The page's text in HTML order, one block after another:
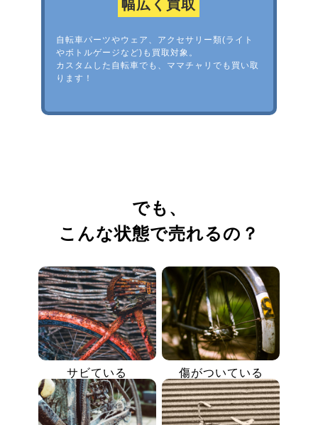
幅広く買取
自転車パーツやウェア、アクセサリー類(ライト
やボトルゲージなど)も買取対象。
カスタムした自転車でも、ママチャリでも買い取
ります！
でも、
こんな状態で売れるの？
サビている 傷がついている